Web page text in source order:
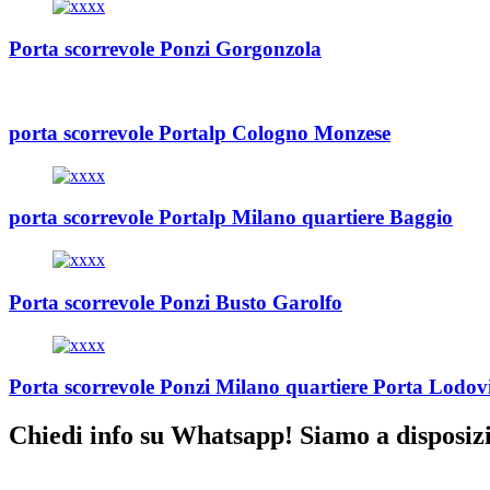
Porta scorrevole Ponzi Gorgonzola
porta scorrevole Portalp Cologno Monzese
porta scorrevole Portalp Milano quartiere Baggio
Porta scorrevole Ponzi Busto Garolfo
Porta scorrevole Ponzi Milano quartiere Porta
Chiedi info su Whatsapp! Siamo a